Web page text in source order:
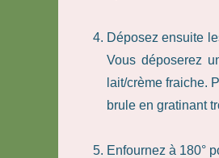
Déposez ensuite
Vous déposerez
lait/crème fraiche.
brule en gratinant
Enfournez à 180°